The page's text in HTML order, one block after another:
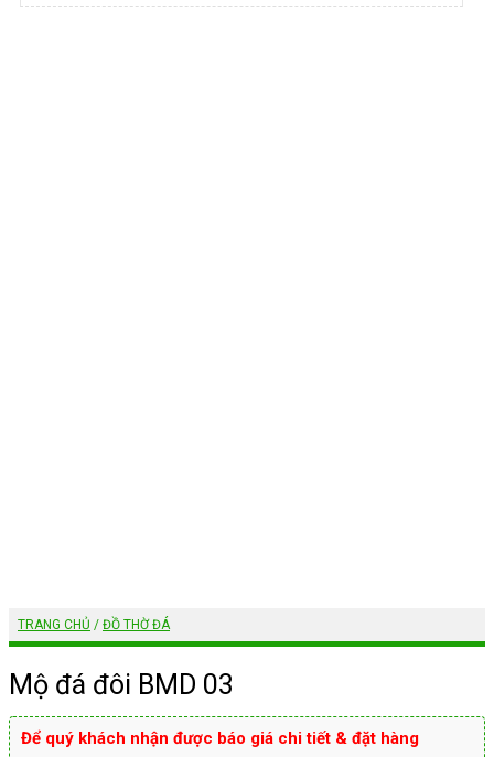
TRANG CHỦ / ĐỒ THỜ ĐÁ
Mộ đá đôi BMD 03
Để quý khách nhận được báo giá chi tiết & đặt hàng